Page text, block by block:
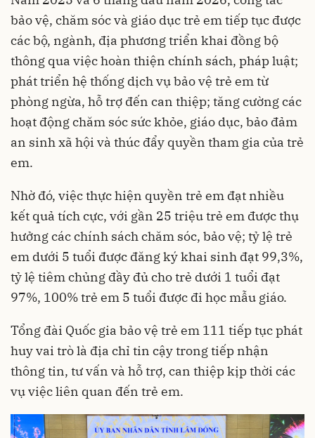
bảo vệ, chăm sóc và giáo dục trẻ em tiếp tục được
các bộ, ngành, địa phương triển khai đồng bộ
thông qua việc hoàn thiện chính sách, pháp luật;
phát triển hệ thống dịch vụ bảo vệ trẻ em từ
phòng ngừa, hỗ trợ đến can thiệp; tăng cường các
hoạt động chăm sóc sức khỏe, giáo dục, bảo đảm
an sinh xã hội và thúc đẩy quyền tham gia của trẻ
em.
Nhờ đó, việc thực hiện quyền trẻ em đạt nhiều
kết quả tích cực, với gần 25 triệu trẻ em được thụ
hưởng các chính sách chăm sóc, bảo vệ; tỷ lệ trẻ
em dưới 5 tuổi được đăng ký khai sinh đạt 99,3%,
tỷ lệ tiêm chủng đầy đủ cho trẻ dưới 1 tuổi đạt
97%, 100% trẻ em 5 tuổi được đi học mẫu giáo.
Tổng đài Quốc gia bảo vệ trẻ em 111 tiếp tục phát
huy vai trò là địa chỉ tin cậy trong tiếp nhận
thông tin, tư vấn và hỗ trợ, can thiệp kịp thời các
vụ việc liên quan đến trẻ em.